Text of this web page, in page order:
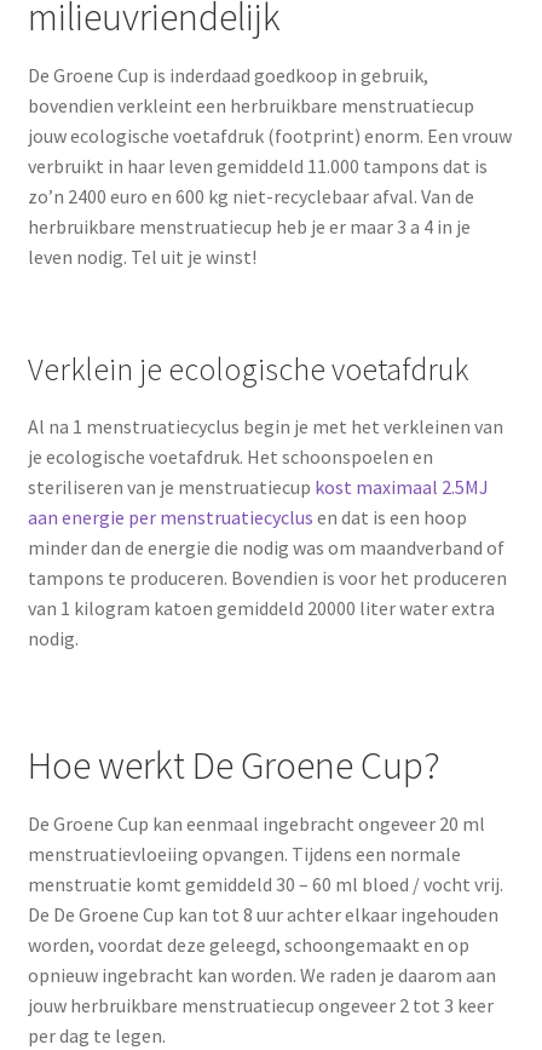
milieuvriendelijk
De Groene Cup is inderdaad goedkoop in gebruik,
bovendien verkleint een herbruikbare menstruatiecup
jouw ecologische voetafdruk (footprint) enorm. Een vrouw
verbruikt in haar leven gemiddeld 11.000 tampons dat is
zo’n 2400 euro en 600 kg niet-recyclebaar afval. Van de
herbruikbare menstruatiecup heb je er maar 3 a 4 in je
leven nodig. Tel uit je winst!
Verklein je ecologische voetafdruk
Al na 1 menstruatiecyclus begin je met het verkleinen van
je ecologische voetafdruk. Het schoonspoelen en
steriliseren van je menstruatiecup kost maximaal 2.5MJ
aan energie per menstruatiecyclus en dat is een hoop
minder dan de energie die nodig was om maandverband of
tampons te produceren. Bovendien is voor het produceren
van 1 kilogram katoen gemiddeld 20000 liter water extra
nodig.
Hoe werkt De Groene Cup?
De Groene Cup kan eenmaal ingebracht ongeveer 20 ml
menstruatievloeiing opvangen. Tijdens een normale
menstruatie komt gemiddeld 30 – 60 ml bloed / vocht vrij.
De De Groene Cup kan tot 8 uur achter elkaar ingehouden
worden, voordat deze geleegd, schoongemaakt en op
opnieuw ingebracht kan worden. We raden je daarom aan
jouw herbruikbare menstruatiecup ongeveer 2 tot 3 keer
per dag te legen.